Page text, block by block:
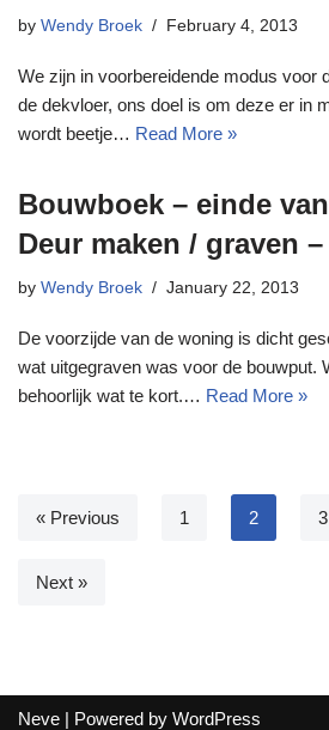
by Wendy Broek February 4, 2013
We zijn in voorbereidende modus voor
de dekvloer, ons doel is om deze er in
wordt beetje… Read More »
Bouwboek – einde
Deur maken / graven –
by Wendy Broek January 22, 2013
De voorzijde van de woning is dicht
wat uitgegraven was voor de bouwput.
behoorlijk wat te kort.… Read More »
« Previous 1 2 3
Next »
Neve | Powered by WordPress